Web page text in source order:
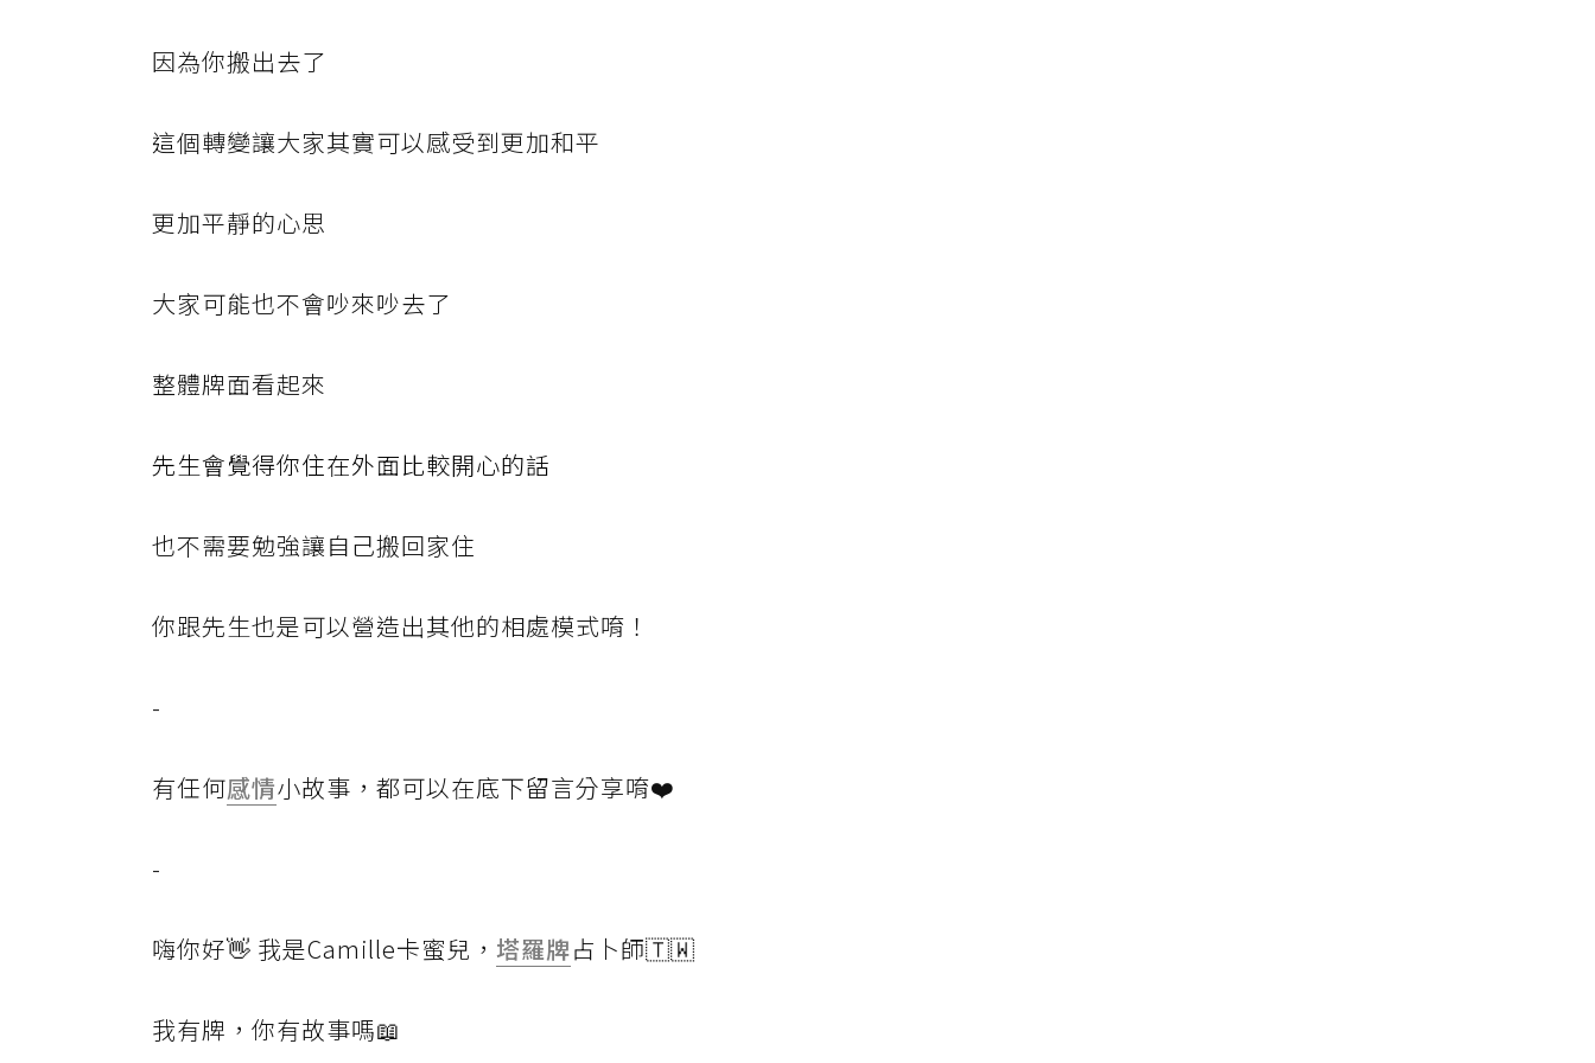
因為你搬出去了
這個轉變讓大家其實可以感受到更加和平
更加平靜的心思
大家可能也不會吵來吵去了
整體牌面看起來
先生會覺得你住在外面比較開心的話
也不需要勉強讓自己搬回家住
你跟先生也是可以營造出其他的相處模式唷！
-
有任何感情小故事，都可以在底下留言分享唷❤️
-
嗨你好👋 我是Camille卡蜜兒， 塔羅牌占卜師🇹🇼
我有牌，你有故事嗎📖